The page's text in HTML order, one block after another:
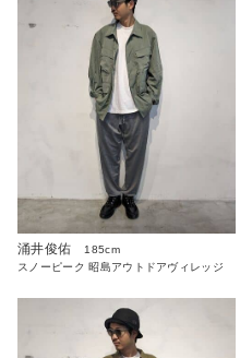
涌井俊佑
185cm
スノーピーク 昭島アウトドアヴィレッジ